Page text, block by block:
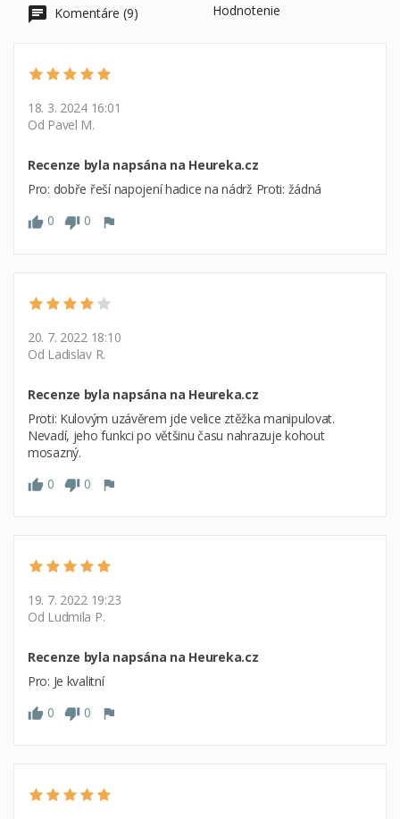
Komentáre (9) Hodnotenie
18. 3. 2024 16:01
Od Pavel M.
Recenze byla napsána na Heureka.cz
Pro: dobře řeší napojení hadice na nádrž Proti: žádná
0
0
20. 7. 2022 18:10
Od Ladislav R.
Recenze byla napsána na Heureka.cz
Proti: Kulovým uzávěrem jde velice ztěžka manipulovat.
Nevadí, jeho funkci po většinu času nahrazuje kohout
mosazný.
0
0
19. 7. 2022 19:23
Od Ludmila P.
Recenze byla napsána na Heureka.cz
Pro: Je kvalitní
0
0